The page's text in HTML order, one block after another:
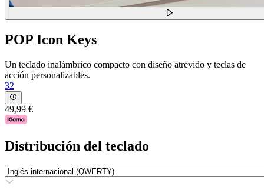
POP Icon Keys
Un teclado inalámbrico compacto con diseño atrevido y teclas de
acción personalizables.
32
49,99 €
Distribución del teclado